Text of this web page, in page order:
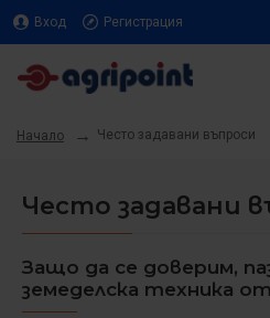
Вход Регистрация
Начало Често задавани въпроси
Често задавани
Защо да се доверим,
земеделска техника